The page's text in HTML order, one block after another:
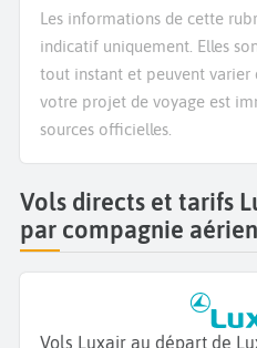
Les informations de cette
indicatif uniquement. Elles
tout instant et peuvent varier
votre projet de voyage est
sources officielles.
Vols directs et tarifs
par compagnie
Vols Luxair au départ de